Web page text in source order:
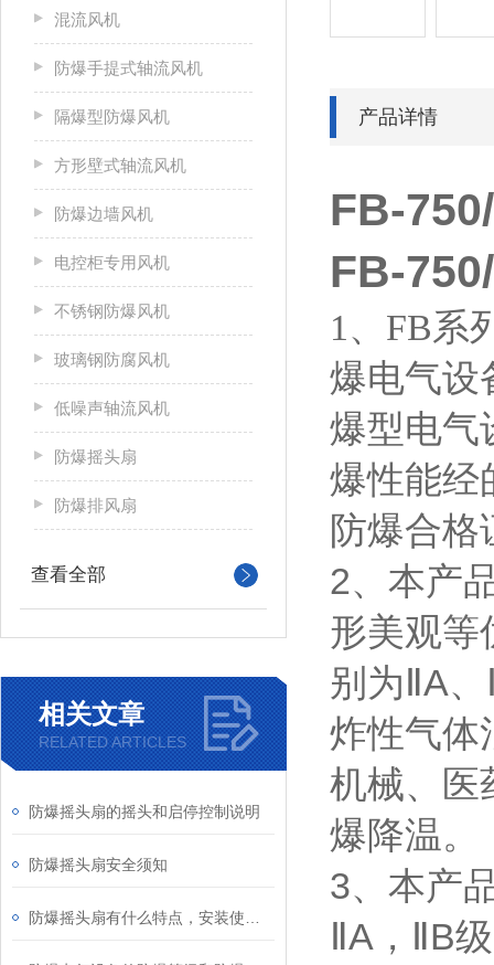
混流风机
防爆手提式轴流风机
隔爆型防爆风机
方形壁式轴流风机
防爆边墙风机
电控柜专用风机
不锈钢防爆风机
玻璃钢防腐风机
低噪声轴流风机
防爆摇头扇
防爆排风扇
查看全部
相关文章
RELATED ARTICLES
防爆摇头扇的摇头和启停控制说明
防爆摇头扇安全须知
产品详情
FB-
FB-
1、FB系
爆电气设
爆型电气
爆性能经
防爆合格
2、本产
形美观等
别为ⅡA
炸性气体
机械、医
爆降温。
3、本产
ⅡA，ⅡB